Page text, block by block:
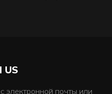
US
электронной почты или